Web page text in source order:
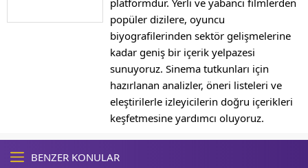
popüler dizilere, oyuncu
biyografilerinden sektör gelişmelerine
kadar geniş bir içerik yelpazesi
sunuyoruz. Sinema tutkunları için
hazırlanan analizler, öneri listeleri ve
eleştirilerle izleyicilerin doğru içerikleri
keşfetmesine yardımcı oluyoruz.
BENZER KONULAR